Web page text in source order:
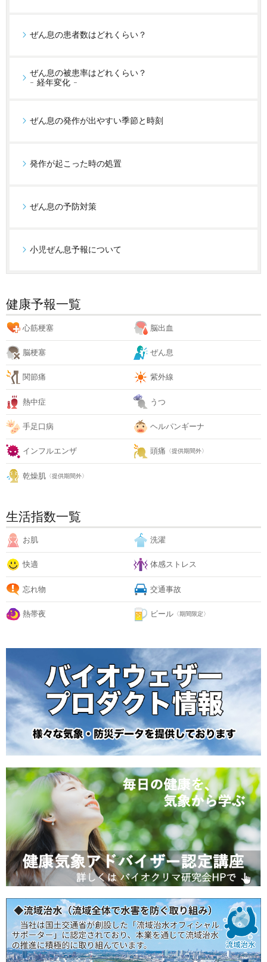
ぜん息の患者数はどれくらい？
ぜん息の被患率はどれくらい？
- 経年変化 -
ぜん息の発作が出やすい季節と時刻
発作が起こった時の処置
ぜん息の予防対策
小児ぜん息予報について
健康予報一覧
心筋梗塞 脳出血
脳梗塞 ぜん息
関節痛 紫外線
熱中症 うつ
手足口病 ヘルパンギーナ
インフルエンザ 頭痛 〈提供期間外〉
乾燥肌 〈提供期間外〉
生活指数一覧
お肌 洗濯
快適 体感ストレス
忘れ物 交通事故
熱帯夜 ビール 〈期間限定〉